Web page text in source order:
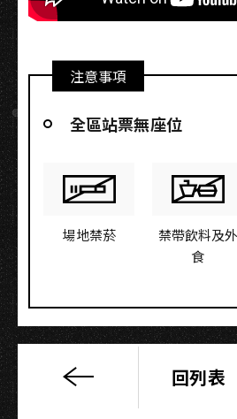
注意事項
全區站票無座位
場地禁菸
禁帶飲料及外
食
「圍
回列表